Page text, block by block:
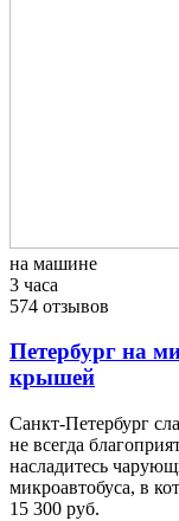
на машине
3 часа
574 отзывов
Петербург на
крышей
Санкт-Петербург
не всегда
насладитесь
микроавтобуса, в
15 300 руб.